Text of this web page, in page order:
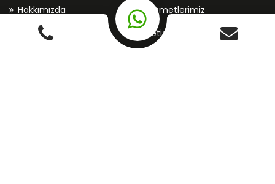
Hakkımızda
Hizmetlerimiz
Referanslarımız
İletişim